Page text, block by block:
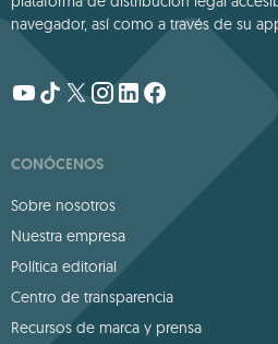
navegador, así como a través de su
CONÓCENOS
Sobre nosotros
Nuestra empresa
Política editorial
Centro de transparencia
Recursos de marca y prensa